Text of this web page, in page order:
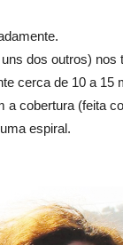
dos outros) nos
cerca de 10 a 15
cobertura (feita
espiral.